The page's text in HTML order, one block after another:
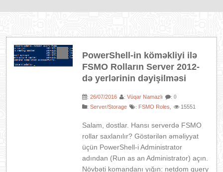
MƏQALƏLƏR
PROQRAMLAR
AVADANLIQLAR
XƏBƏRLƏR
PowerShell-in köməkliyi ilə
FSMO Rolların Server 2012-
də yerlərinin dəyişilməsi
:26/07/2016 :Vüqar Namazlı : 0
:Server/Storage : FSMO Roles 15551
Salam, dostlar. Hansı serverdə FSMO
rollar saxlanılır? Göstərilən əməliyyat
üçün PowerShell-i Administrator
adından (Run as an Administrator) açın.
Növbəti komandanı yığın: netdom query